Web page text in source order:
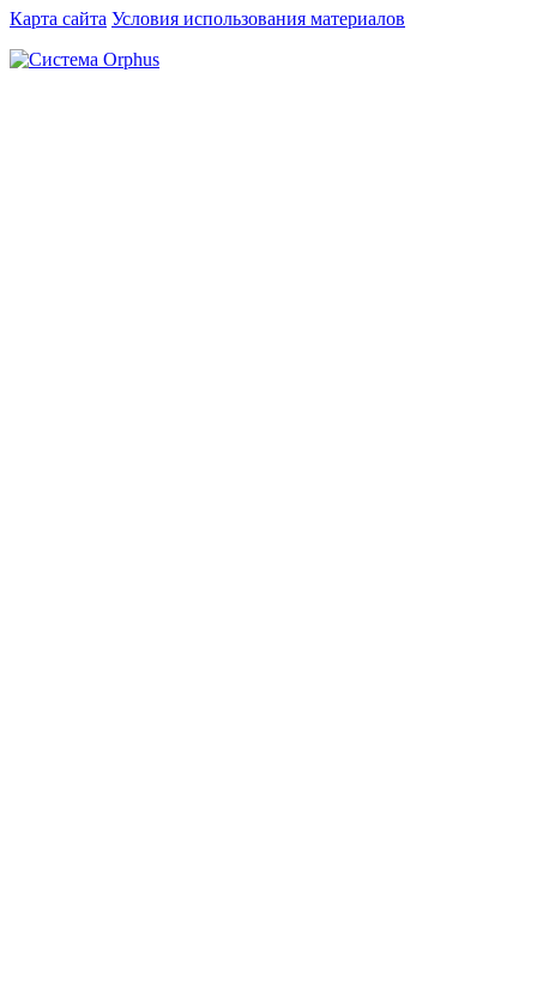
Карта сайта Условия использования материалов